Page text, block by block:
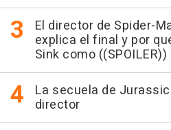
El director de Spider-
explica el final y por
Sink como ((SPOILER))
La secuela de
director